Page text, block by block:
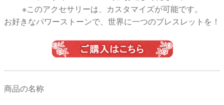
※このアクセサリーは、カスタマイズが可能です。
お好きなパワーストーンで、世界に一つのブレスレットを！
商品の名称